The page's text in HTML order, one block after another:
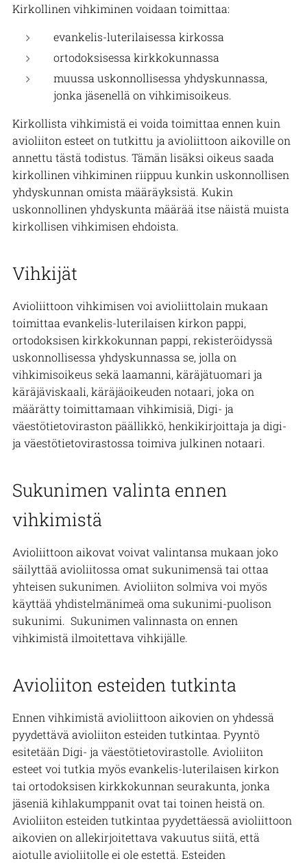
Kirkollinen vihkiminen voidaan toimittaa:
evankelis-luterilaisessa kirkossa
ortodoksisessa kirkkokunnassa
muussa uskonnollisessa yhdyskunnassa,
jonka jäsenellä on vihkimisoikeus.
Kirkollista vihkimistä ei voida toimittaa ennen kuin
avioliiton esteet on tutkittu ja avioliittoon aikoville on
annettu tästä todistus. Tämän lisäksi oikeus saada
kirkollinen vihkiminen riippuu kunkin uskonnollisen
yhdyskunnan omista määräyksistä. Kukin
uskonnollinen yhdyskunta määrää itse näistä muista
kirkollisen vihkimisen ehdoista.
Vihkijät
Avioliittoon vihkimisen voi avioliittolain mukaan
toimittaa evankelis-luterilaisen kirkon pappi,
ortodoksisen kirkkokunnan pappi, rekisteröidyssä
uskonnollisessa yhdyskunnassa se, jolla on
vihkimisoikeus sekä laamanni, käräjätuomari ja
käräjäviskaali, käräjäoikeuden notaari, joka on
määrätty toimittamaan vihkimisiä, Digi- ja
väestötietoviraston päällikkö, henkikirjoittaja ja digi-
ja väestötietovirastossa toimiva julkinen notaari.
Sukunimen valinta ennen
vihkimistä
Avioliittoon aikovat voivat valintansa mukaan joko
säilyttää avioliitossa omat sukunimensä tai ottaa
yhteisen sukunimen. Avioliiton solmiva voi myös
käyttää yhdistelmänimeä oma sukunimi-puolison
sukunimi. Sukunimen valinnasta on ennen
vihkimistä ilmoitettava vihkijälle.
Avioliiton esteiden tutkinta
Ennen vihkimistä avioliittoon aikovien on yhdessä
pyydettävä avioliiton esteiden tutkintaa. Pyyntö
esitetään Digi- ja väestötietovirastolle. Avioliiton
esteet voi tutkia myös evankelis-luterilaisen kirkon
tai ortodoksisen kirkkokunnan seurakunta, jonka
jäseniä kihlakumppanit ovat tai toinen heistä on.
Avioliiton esteiden tutkintaa pyydettäessä avioliittoon
aikovien on allekirjoitettava vakuutus siitä, että
aiotulle avioliitolle ei ole estettä. Esteiden